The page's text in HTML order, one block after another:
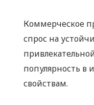
Коммерческое
спрос на
популярность в
свойствам.